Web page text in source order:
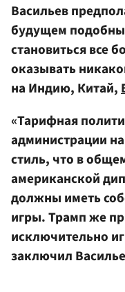
Васильев
будущем
становиться все
оказывать
на Индию, Китай,
«Тарифная
администрации
стиль, что в
американской
должны иметь
игры. Трамп же
исключительно
заключил